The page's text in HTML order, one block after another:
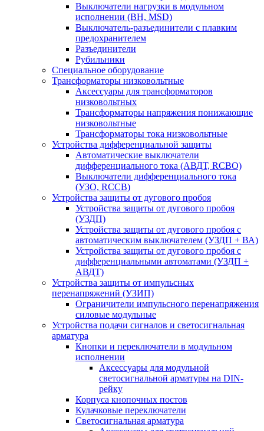
Выключатели нагрузки в модульном
исполнении (ВН, MSD)
Выключатель-разъединители с плавким
предохранителем
Разъединители
Рубильники
Специальное оборудование
Трансформаторы низковольтные
Аксессуары для трансформаторов
низковольтных
Трансформаторы напряжения понижающие
низковольтные
Трансформаторы тока низковольтные
Устройства дифференциальной защиты
Автоматические выключатели
дифференциального тока (АВДТ, RCBO)
Выключатели дифференциального тока
(УЗО, RCCB)
Устройства защиты от дугового пробоя
Устройства защиты от дугового пробоя
(УЗДП)
Устройства защиты от дугового пробоя с
автоматическим выключателем (УЗДП + ВА)
Устройства защиты от дугового пробоя с
дифференциальными автоматами (УЗДП +
АВДТ)
Устройства защиты от импульсных
перенапряжений (УЗИП)
Ограничители импульсного перенапряжения
силовые модульные
Устройства подачи сигналов и светосигнальная
арматура
Кнопки и переключатели в модульном
исполнении
Аксессуары для модульной
светосигнальной арматуры на DIN-
рейку
Корпуса кнопочных постов
Кулачковые переключатели
Светосигнальная арматура